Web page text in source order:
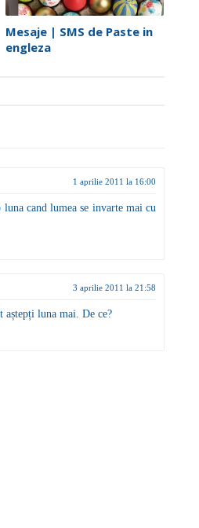
Mesaje | SMS de Paste in
engleza
1 aprilie 2011 la 16:00
cand lumea se invarte mai cu
3 aprilie 2011 la 21:58
luna mai. De ce?